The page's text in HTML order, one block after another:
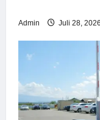
Admin Juli 28, 2026